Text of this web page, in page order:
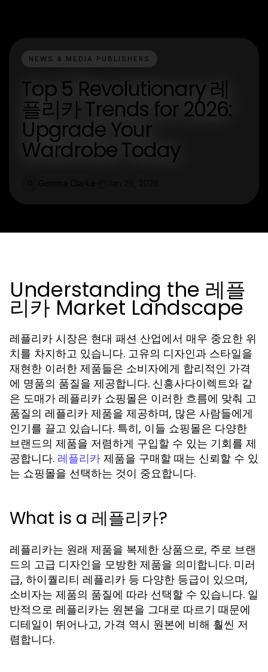
NEWS & MEDIA PUBLISHERS
Top 5 Revolutionary 레
플리카 Trends for 2026:
Upgrade Your
Wardrobe Today
Understanding the 레플
리카 Market Landscape
레플리카 시장은 현대 패션 산업에서 매우 중요한 위
치를 차지하고 있습니다. 고유의 디자인과 스타일을
재현한 이러한 제품들은 소비자에게 합리적인 가격
에 명품의 품질을 제공합니다. 신흥사다이렉트와 같
은 도매가 레플리카 쇼핑몰은 이러한 흐름에 맞춰 고
품질의 레플리카 제품을 제공하며, 많은 사람들에게
인기를 끌고 있습니다. 특히, 이들 쇼핑몰은 다양한
브랜드의 제품을 저렴하게 구입할 수 있는 기회를 제
공합니다. 레플리카 제품을 구매할 때는 신뢰할 수 있
는 쇼핑몰을 선택하는 것이 중요합니다.
What is a 레플리카?
레플리카는 원래 제품을 복제한 상품으로, 주로 브랜
드의 고급 디자인을 모방한 제품을 의미합니다. 미러
급, 하이퀄리티 레플리카 등 다양한 등급이 있으며,
소비자는 제품의 품질에 따라 선택할 수 있습니다. 일
반적으로 레플리카는 원본을 그대로 따르기 때문에
디테일이 뛰어나고, 가격 역시 원본에 비해 훨씬 저
렴합니다.